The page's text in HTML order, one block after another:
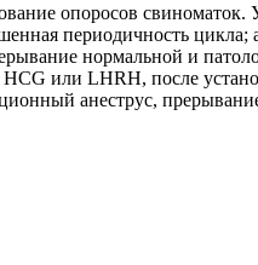
опоросов
периодичность
нормальной и
или LHRH, после
анеструс,